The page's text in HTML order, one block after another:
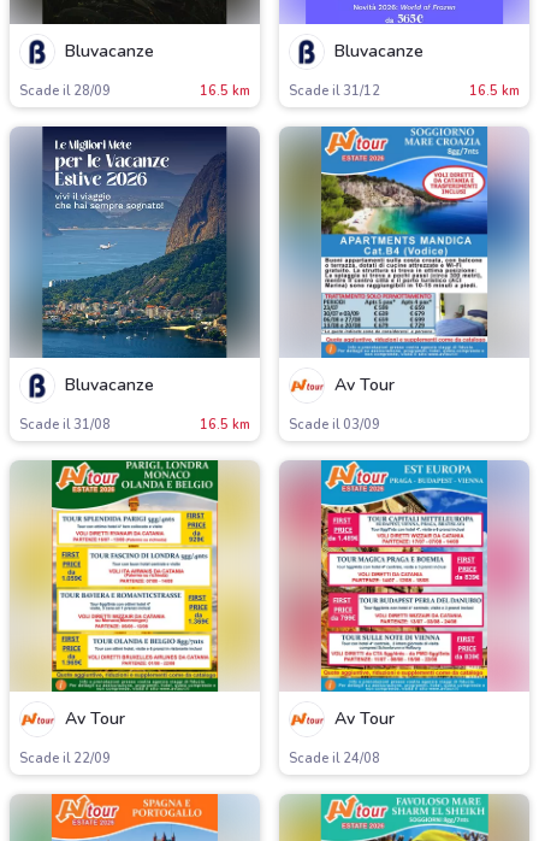
Bluvacanze
Scade il 28/09 16.5 km
Bluvacanze
Scade il 31/12 16.5 km
Bluvacanze
Scade il 31/08 16.5 km
Av Tour
Scade il 03/09
Av Tour
Scade il 22/09
Av Tour
Scade il 24/08